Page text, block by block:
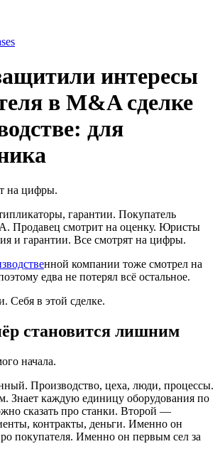
интересы
в M&A сделке
для
на цифры.
гарантии. Покупатель
Продавец смотрит на оценку. Юристы
и гарантии. Все смотрят на цифры.
нной компании тоже смотрел на
едва не потерял всё остальное.
Себя в этой сделке.
становится лишним
начала.
Производство, цеха, люди, процессы.
Знает каждую единицу оборудования по
сказать про станки. Второй —
контракты, деньги. Именно он
покупателя. Именно он первым сел за